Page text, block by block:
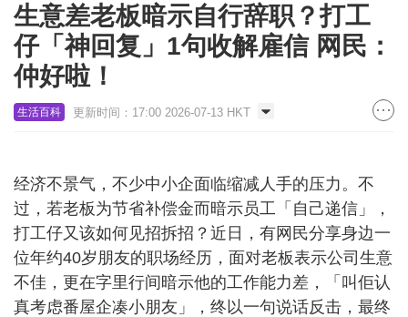
生意差老板暗示自行辞职？打工
仔「神回复」1句收解雇信 网民：
仲好啦！
生活百科 更新时间：17:00 2026-07-13 HKT
经济不景气，不少中小企面临缩减人手的压力。不
过，若老板为节省补偿金而暗示员工「自己递信」，
打工仔又该如何见招拆招？近日，有网民分享身边一
位年约40岁朋友的职场经历，面对老板表示公司生意
不佳，更在字里行间暗示他的工作能力差，「 叫佢认
真考虑番屋企凑小朋友」，终以一句说话反击，最终